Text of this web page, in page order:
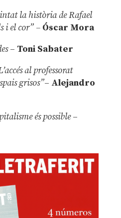
la història de Rafael
i el cor” –Óscar Mora
– Toni Sabater
al professorat
grisos”– Alejandro
és possible –